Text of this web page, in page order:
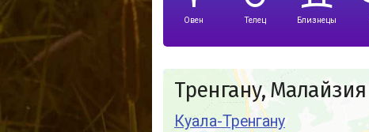
Овен Телец Близнецы
Тренгану, Малайзия
Куала-Тренгану